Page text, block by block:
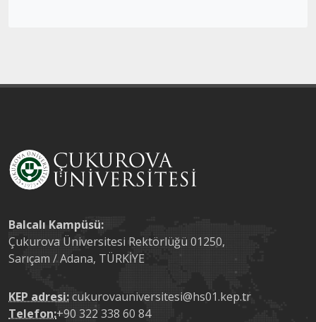
Balcalı Kampüsü:
Çukurova Üniversitesi Rektörlüğü 01250,
Sarıçam / Adana, TÜRKİYE
KEP adresi:cukurovauniversitesi@hs01.kep.tr
Telefon:+90 322 338 60 84